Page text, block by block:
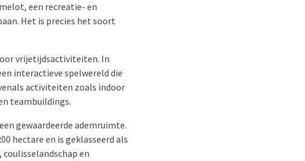
een recreatie- en
Het is precies het soort
vrijetijdsactiviteiten. In
interactieve spelwereld die
activiteiten zoals indoor
teambuildings.
gewaardeerde ademruimte.
hectare en is geklasseerd als
en